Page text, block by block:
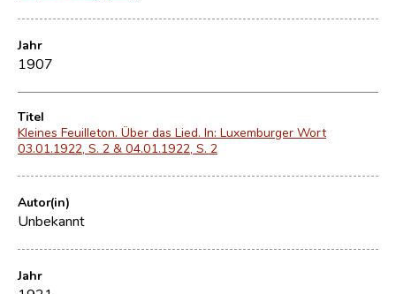
Jahr
1907
Titel
Kleines Feuilleton. Über das Lied. In: Luxemburger Wort
03.01.1922, S. 2 & 04.01.1922, S. 2
Autor(in)
Unbekannt
Jahr